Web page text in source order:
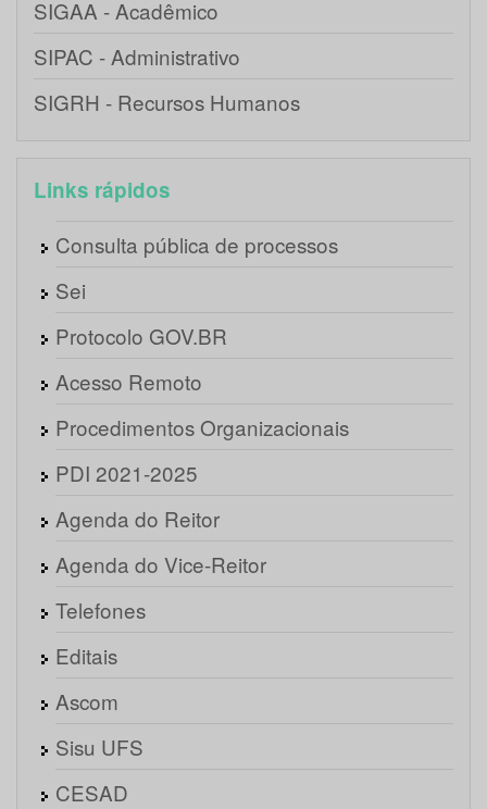
SIGAA - Acadêmico
SIPAC - Administrativo
SIGRH - Recursos Humanos
Links rápidos
Consulta pública de processos
Sei
Protocolo GOV.BR
Acesso Remoto
Procedimentos Organizacionais
PDI 2021-2025
Agenda do Reitor
Agenda do Vice-Reitor
Telefones
Editais
Ascom
Sisu UFS
CESAD